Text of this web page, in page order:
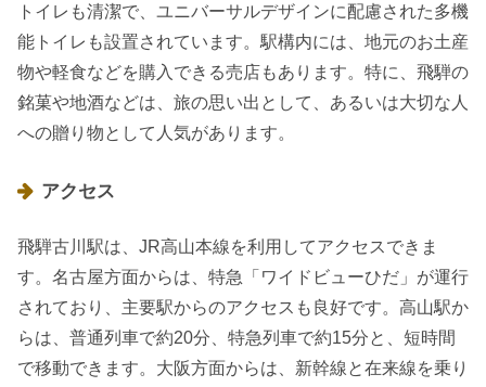
トイレも清潔で、ユニバーサルデザインに配慮された多機
能トイレも設置されています。駅構内には、地元のお土産
物や軽食などを購入できる売店もあります。特に、飛騨の
銘菓や地酒などは、旅の思い出として、あるいは大切な人
への贈り物として人気があります。
アクセス
飛騨古川駅は、JR高山本線を利用してアクセスできま
す。名古屋方面からは、特急「ワイドビューひだ」が運行
されており、主要駅からのアクセスも良好です。高山駅か
らは、普通列車で約20分、特急列車で約15分と、短時間
で移動できます。大阪方面からは、新幹線と在来線を乗り